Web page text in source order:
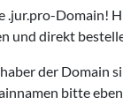
.jur.pro-Domain!
und direkt
der Domain
bitte